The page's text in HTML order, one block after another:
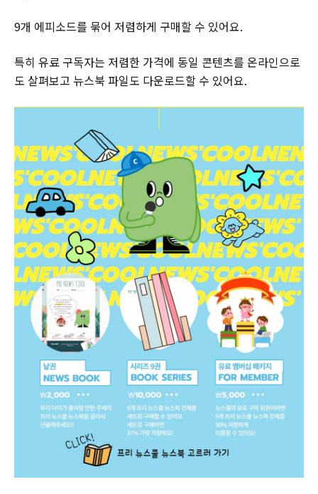
9개 에피소드를 묶어 저렴하게 구매할 수 있어요.
특히 유료 구독자는 저렴한 가격에 동일 콘텐츠를 온라인으로
도 살펴보고 뉴스북 파일도 다운로드할 수 있어요.